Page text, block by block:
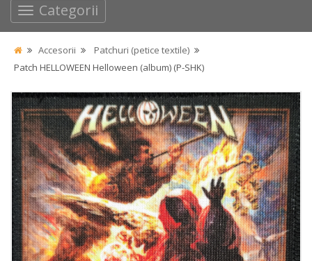
Categorii
Accesorii
Patchuri (petice textile)
Patch HELLOWEEN Helloween (album) (P-SHK)